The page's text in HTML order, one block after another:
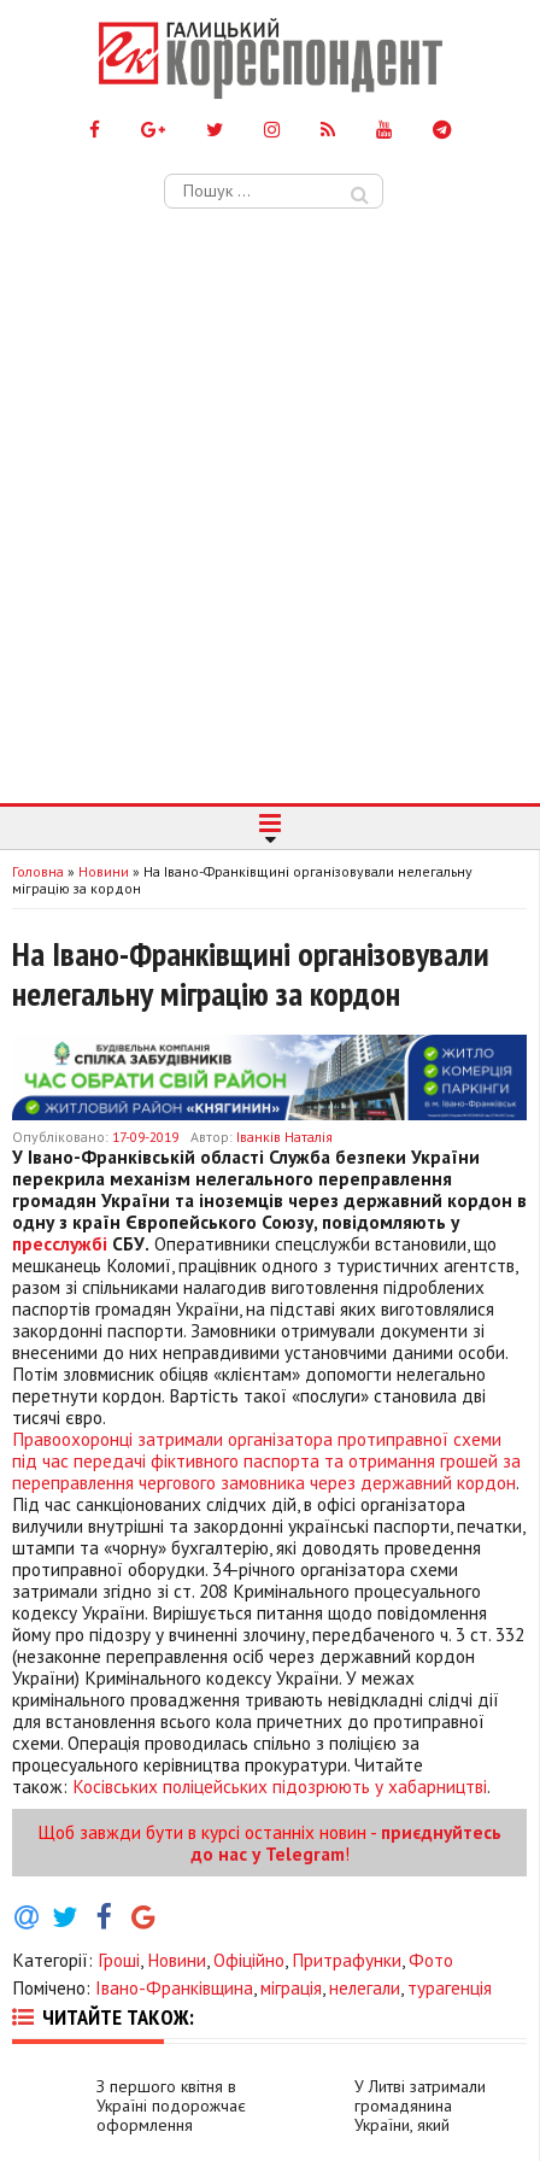
Пошук:
Головна » Новини » На Івано-Франківщині організовували нелегальну
міграцію за кордон
На Івано-Франківщині організовували
нелегальну міграцію за кордон
Опубліковано: 17-09-2019 Автор: Іванків Наталія
У Івано-Франківській області Служба безпеки України
перекрила механізм нелегального переправлення
громадян України та іноземців через державний кордон в
одну з країн Європейського Союзу, повідомляють у
пресслужбі СБУ. Оперативники спецслужби встановили, що
мешканець Коломиї, працівник одного з туристичних агентств,
разом зі спільниками налагодив виготовлення підроблених
паспортів громадян України, на підставі яких виготовлялися
закордонні паспорти. Замовники отримували документи зі
внесеними до них неправдивими установчими даними особи.
Потім зловмисник обіцяв «клієнтам» допомогти нелегально
перетнути кордон. Вартість такої «послуги» становила дві
тисячі євро.
Правоохоронці затримали організатора протиправної схеми
під час передачі фіктивного паспорта та отримання грошей за
переправлення чергового замовника через державний кордон.
Під час санкціонованих слідчих дій, в офісі організатора
вилучили внутрішні та закордонні українські паспорти, печатки,
штампи та «чорну» бухгалтерію, які доводять проведення
протиправної оборудки. 34-річного організатора схеми
затримали згідно зі ст. 208 Кримінального процесуального
кодексу України. Вирішується питання щодо повідомлення
йому про підозру у вчиненні злочину, передбаченого ч. 3 ст. 332
(незаконне переправлення осіб через державний кордон
України) Кримінального кодексу України. У межах
кримінального провадження тривають невідкладні слідчі дії
для встановлення всього кола причетних до протиправної
схеми. Операція проводилась спільно з поліцією за
процесуального керівництва прокуратури. Читайте
також: Косівських поліцейських підозрюють у хабарництві.
Щоб завжди бути в курсі останніх новин - приєднуйтесь
до нас у Telegram!
Категорії: Гроші Новини Офіційно Притрафунки Фото
Помічено: Івано-Франківщина міграція нелегали турагенція
ЧИТАЙТЕ ТАКОЖ:
З першого квітня в
Україні подорожчає
оформлення
У Литві затримали
громадянина
України, який